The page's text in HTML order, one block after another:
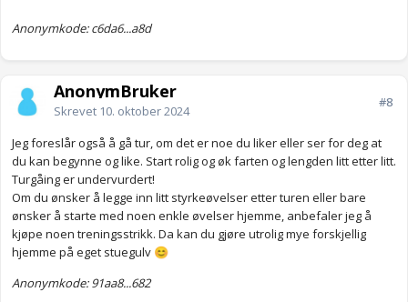
Anonymkode: c6da6...a8d
AnonymBruker
Skrevet 10. oktober 2024
#8
Jeg foreslår også å gå tur, om det er noe du liker eller ser for deg at
du kan begynne og like. Start rolig og øk farten og lengden litt etter litt.
Turgåing er undervurdert!
Om du ønsker å legge inn litt styrkeøvelser etter turen eller bare
ønsker å starte med noen enkle øvelser hjemme, anbefaler jeg å
kjøpe noen treningsstrikk. Da kan du gjøre utrolig mye forskjellig
hjemme på eget stuegulv 😊
Anonymkode: 91aa8...682